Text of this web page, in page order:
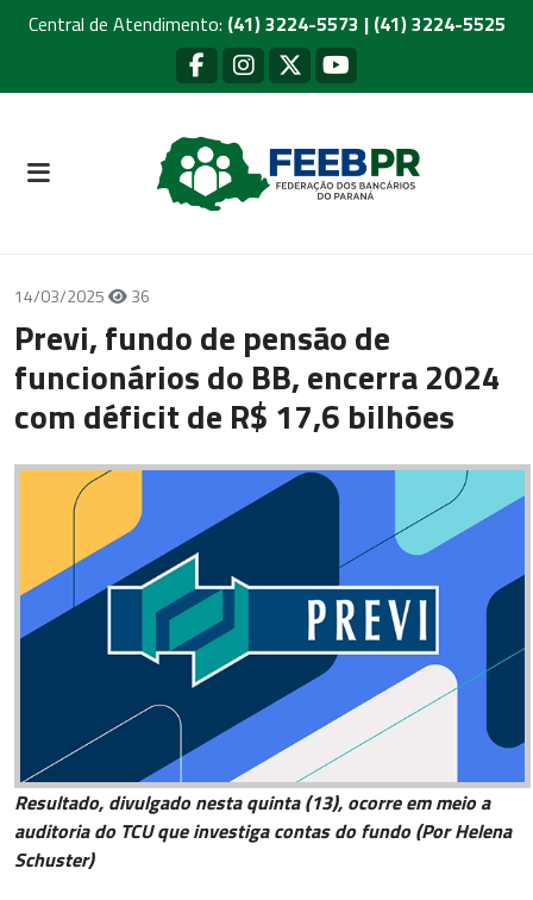
Central de Atendimento: (41) 3224-5573 | (41) 3224-5525
14/03/2025 36
Previ, fundo de pensão de
funcionários do BB, encerra 2024
com déficit de R$ 17,6 bilhões
Resultado, divulgado nesta quinta (13), ocorre em meio a
auditoria do TCU que investiga contas do fundo (Por Helena
Schuster)